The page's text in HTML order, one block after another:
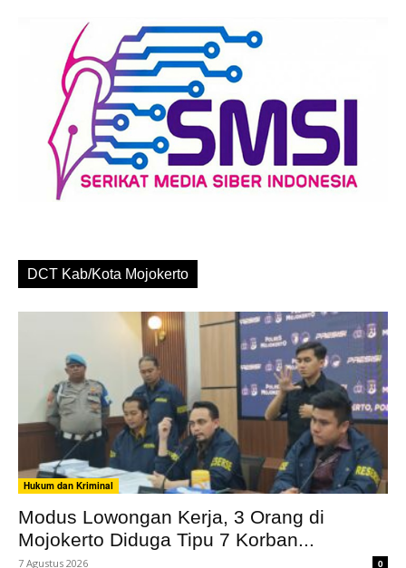
DCT Kab/Kota Mojokerto
Hukum dan Kriminal
Modus Lowongan Kerja, 3 Orang di
Mojokerto Diduga Tipu 7 Korban...
7 Agustus 2026 0